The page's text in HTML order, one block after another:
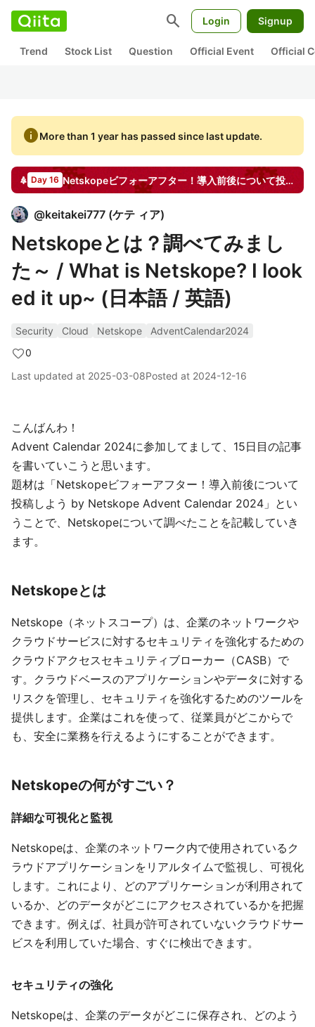
search Login Signup
Trend Stock List Question Official Event Official
infoMore than 1 year has passed since last update.
Day 16 Netskopeビフォーアフター！導入前後について投稿しよう by Netskope
@keitakei777 (ケテ ィア)
Netskopeとは？調べてみまし
た～ / What is Netskope? I look
ed it up~ (日本語 / 英語)
Security Cloud Netskope
AdventCalendar2024
0
Last updated at 2025-03-08Posted at 2024-12-16
こんばんわ！
Advent Calendar 2024に参加してまして、15日目の記事
を書いていこうと思います。
題材は「Netskopeビフォーアフター！導入前後について
投稿しよう by Netskope Advent Calendar 2024」とい
うことで、Netskopeについて調べたことを記載していき
ます。
Netskopeとは
Netskope（ネットスコープ）は、企業のネットワークや
クラウドサービスに対するセキュリティを強化するための
クラウドアクセスセキュリティブローカー（CASB）で
す。クラウドベースのアプリケーションやデータに対する
リスクを管理し、セキュリティを強化するためのツールを
提供します。企業はこれを使って、従業員がどこからで
も、安全に業務を行えるようにすることができます。
Netskopeの何がすごい？
詳細な可視化と監視
Netskopeは、企業のネットワーク内で使用されているク
ラウドアプリケーションをリアルタイムで監視し、可視化
します。これにより、どのアプリケーションが利用されて
いるか、どのデータがどこにアクセスされているかを把握
できます。例えば、社員が許可されていないクラウドサー
ビスを利用していた場合、すぐに検出できます。
セキュリティの強化
Netskopeは、企業のデータがどこに保存され、どのよう